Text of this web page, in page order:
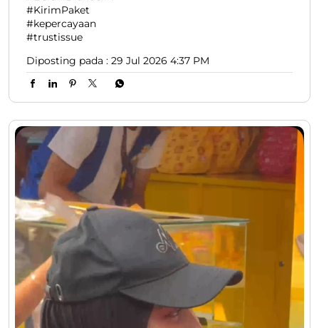
#KirimPaket
#kepercayaan
#trustissue
Diposting pada : 29 Jul 2026 4:37 PM